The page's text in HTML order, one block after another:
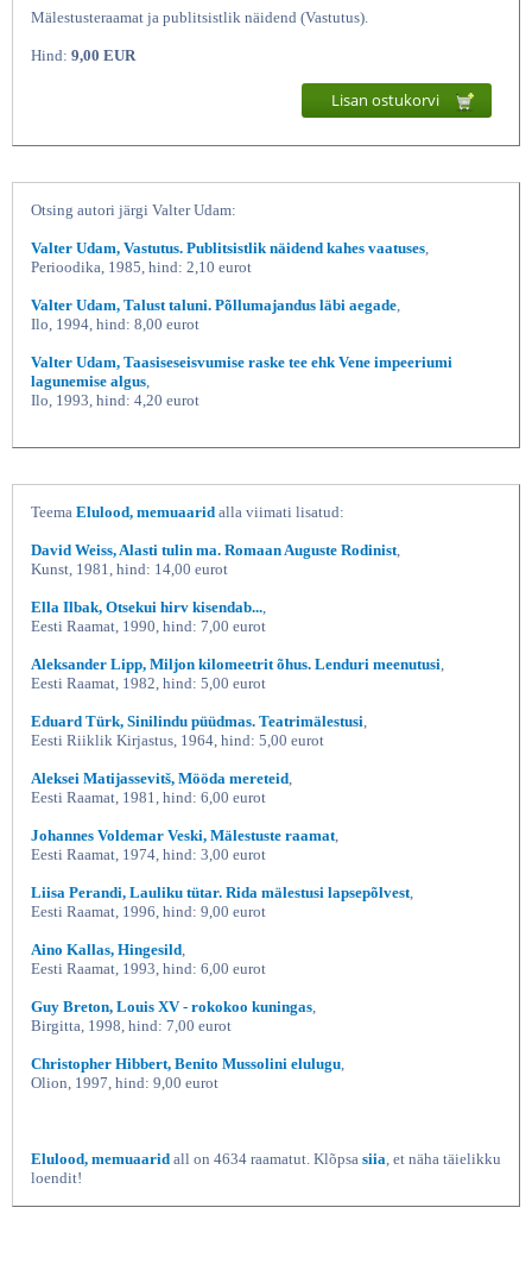
Elust endast Vastutus, Valter
Mälestusteraamat ja publitsistlik näidend (Vastutus).
Hind: 9,00 EUR
Lisan ostukorvi
Otsing autori järgi Valter Udam:
Valter Udam, Vastutus. Publitsistlik näidend kahes vaatuses
Perioodika, 1985, hind: 2,10 eurot
Valter Udam, Talust taluni. Põllumajandus läbi aegade
Ilo, 1994, hind: 8,00 eurot
Valter Udam, Taasiseseisvumise raske tee ehk Vene impeeriumi
lagunemise algus
Ilo, 1993, hind: 4,20 eurot
Teema Elulood, memuaarid alla viimati lisatud:
David Weiss, Alasti tulin ma. Romaan Auguste Rodinist
Kunst, 1981, hind: 14,00 eurot
Ella Ilbak, Otsekui hirv kisendab...
Eesti Raamat, 1990, hind: 7,00 eurot
Aleksander Lipp, Miljon kilomeetrit õhus. Lenduri meenutusi
Eesti Raamat, 1982, hind: 5,00 eurot
Eduard Türk, Sinilindu püüdmas. Teatrimälestusi
Eesti Riiklik Kirjastus, 1964, hind: 5,00 eurot
Aleksei Matijassevitš, Mööda mereteid
Eesti Raamat, 1981, hind: 6,00 eurot
Johannes Voldemar Veski, Mälestuste raamat
Eesti Raamat, 1974, hind: 3,00 eurot
Liisa Perandi, Lauliku tütar. Rida mälestusi lapsepõlvest
Eesti Raamat, 1996, hind: 9,00 eurot
Aino Kallas, Hingesild
Eesti Raamat, 1993, hind: 6,00 eurot
Guy Breton, Louis XV - rokokoo kuningas
Birgitta, 1998, hind: 7,00 eurot
Christopher Hibbert, Benito Mussolini elulugu
Olion, 1997, hind: 9,00 eurot
Elulood, memuaarid all on 4634 raamatut. Klõpsa siia , et näha täielikku
loendit!